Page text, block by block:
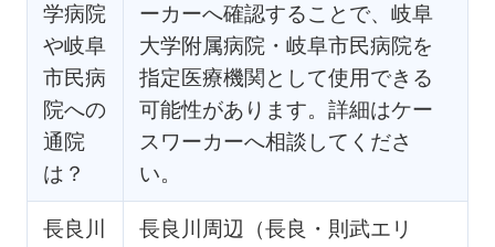
学病院
や岐阜
市民病
院への
通院
は？
ーカーへ確認することで、岐阜
大学附属病院・岐阜市民病院を
指定医療機関として使用できる
可能性があります。詳細はケー
スワーカーへ相談してくださ
い。
長良川
長良川周辺（長良・則武エリ